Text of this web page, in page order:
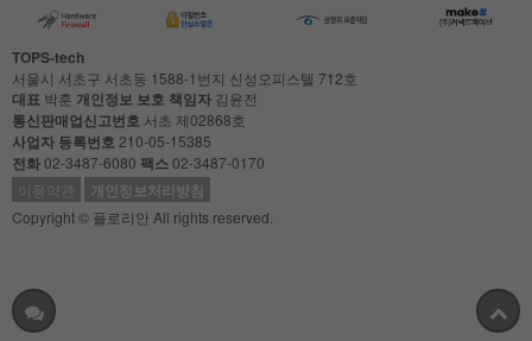
TOPS-tech
서울시 서초구 서초동 1588-1번지 신성오피스텔 712호
대표 박훈 개인정보 보호 책임자 김윤전
통신판매업신고번호 서초 제02868호
사업자 등록번호 210-05-15385
전화02-3487-6080 팩스02-3487-0170
이용약관
개인정보처리방침
Copyright © 플로리안 All rights reserved.